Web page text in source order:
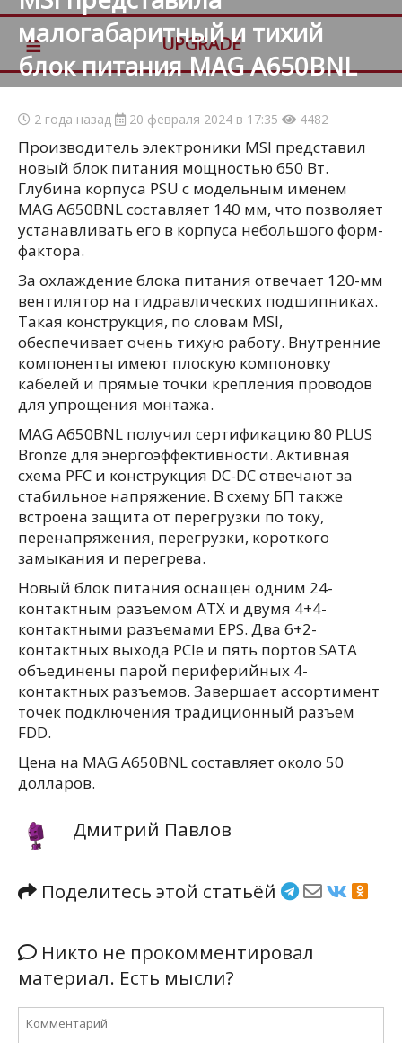
≡ UPGRADE
малогабаритный и тихий
блок питания MAG A650BNL
2 года назад 20 февраля 2024 в 17:35 4482
Производитель электроники MSI представил
новый блок питания мощностью 650 Вт.
Глубина корпуса PSU с модельным именем
MAG A650BNL составляет 140 мм, что позволяет
устанавливать его в корпуса небольшого форм-
фактора.
За охлаждение блока питания отвечает 120-мм
вентилятор на гидравлических подшипниках.
Такая конструкция, по словам MSI,
обеспечивает очень тихую работу. Внутренние
компоненты имеют плоскую компоновку
кабелей и прямые точки крепления проводов
для упрощения монтажа.
MAG A650BNL получил сертификацию 80 PLUS
Bronze для энергоэффективности. Активная
схема PFC и конструкция DC-DC отвечают за
стабильное напряжение. В схему БП также
встроена защита от перегрузки по току,
перенапряжения, перегрузки, короткого
замыкания и перегрева.
Новый блок питания оснащен одним 24-
контактным разъемом ATX и двумя 4+4-
контактными разъемами EPS. Два 6+2-
контактных выхода PCIe и пять портов SATA
объединены парой периферийных 4-
контактных разъемов. Завершает ассортимент
точек подключения традиционный разъем
FDD.
Цена на MAG A650BNL составляет около 50
долларов.
Дмитрий Павлов
Поделитесь этой статьёй
Никто не прокомментировал
материал. Есть мысли?